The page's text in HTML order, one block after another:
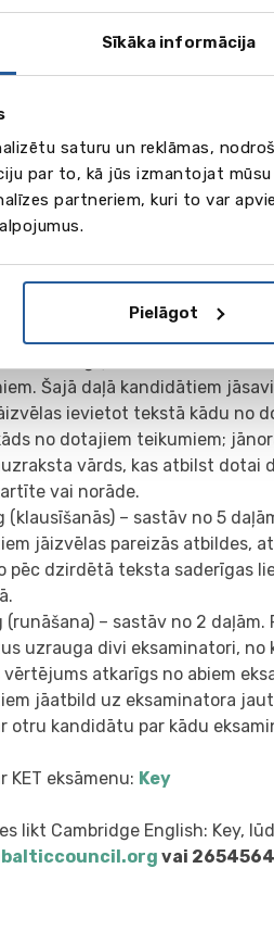
Sīkāka informācija
saturu un reklāmas,
par to, kā jūs izmantojat
partneriem, kuri to var
Pielāgot
Cambridge English:
vienkārši jautājumi un
jāprot aizpildīt dažādas
and Writing
30 min
25%
Šajā daļā kandidātiem
ievietot tekstā kādu no
no dotajiem teikumiem;
vārds, kas atbilst dotai
vai norāde.
(klausīšanās) – sastāv no 5
jāizvēlas pareizās atbildes,
pēc dzirdētā teksta saderīgas
(runāšana) – sastāv no 2
uzrauga divi eksaminatori, no
vērtējums atkarīgs no abiem
jāatbild uz eksaminatora
otru kandidātu par kādu
KET eksāmenu: Key
likt Cambridge English: Key,
vai